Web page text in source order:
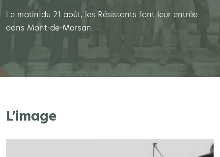
Le matin du 21 août, les Résistants font leur entrée
dans Mont-de-Marsan
L’image